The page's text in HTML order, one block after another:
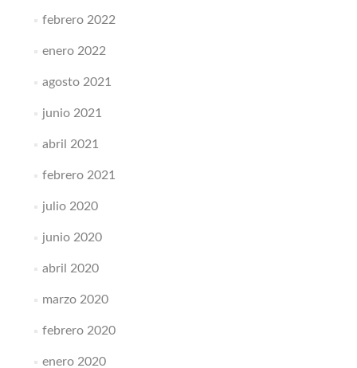
febrero 2022
enero 2022
agosto 2021
junio 2021
abril 2021
febrero 2021
julio 2020
junio 2020
abril 2020
marzo 2020
febrero 2020
enero 2020